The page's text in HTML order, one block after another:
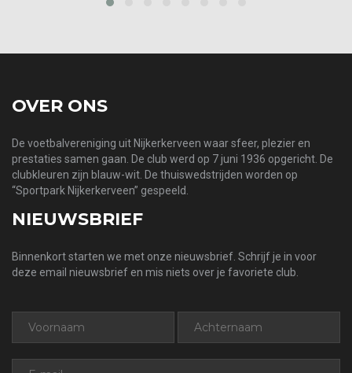
OVER ONS
De voetbalvereniging uit Nijkerkerveen waar sfeer, plezier en
prestaties samen gaan. De club werd op 7 juni 1936 opgericht. De
clubkleuren zijn blauw-wit. De thuiswedstrijden worden op
“Sportpark Nijkerkerveen” gespeeld.
NIEUWSBRIEF
Binnenkort starten we met onze nieuwsbrief. Schrijf je in voor
deze email nieuwsbrief en mis niets over je favoriete club.